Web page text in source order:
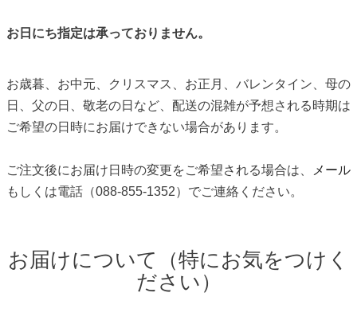
お日にち指定は承っておりません。
お歳暮、お中元、クリスマス、お正月、バレンタイン、母の
日、父の日、敬老の日など、配送の混雑が予想される時期は
ご希望の日時にお届けできない場合があります。
ご注文後にお届け日時の変更をご希望される場合は、
メール
もしくは電話（088-855-1352）でご連絡ください。
お届けについて（特にお気をつけく
ださい）